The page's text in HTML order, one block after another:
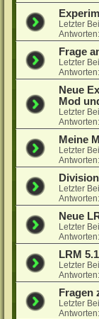
Letzter
Frage
Letzter
Neue
Mod
Letzter
Meine
Letzter
Letzter
Neue
Letzter
LRM
Letzter
Fragen
Letzter